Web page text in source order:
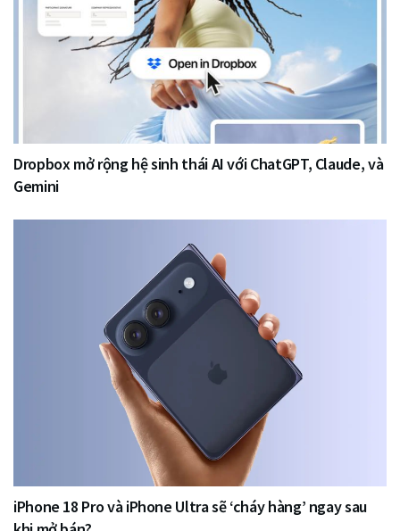
Dropbox mở rộng hệ sinh thái AI với ChatGPT, Claude, và
Gemini
iPhone 18 Pro và iPhone Ultra sẽ ‘cháy hàng’ ngay sau